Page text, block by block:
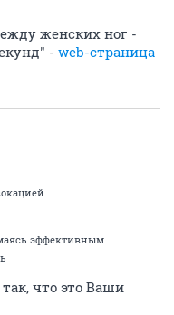
женских ног -
- web-страница
эффективным
что это Ваши